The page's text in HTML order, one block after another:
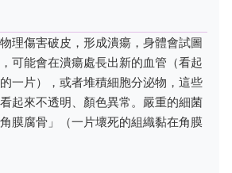
理傷害破皮，形成潰瘍，身體會試圖
可能會在潰瘍處長出新的血管（看起
一片），或者堆積細胞分泌物，這些
起來不透明、顏色異常。嚴重的細菌
膜腐骨」（一片壞死的組織黏在角膜